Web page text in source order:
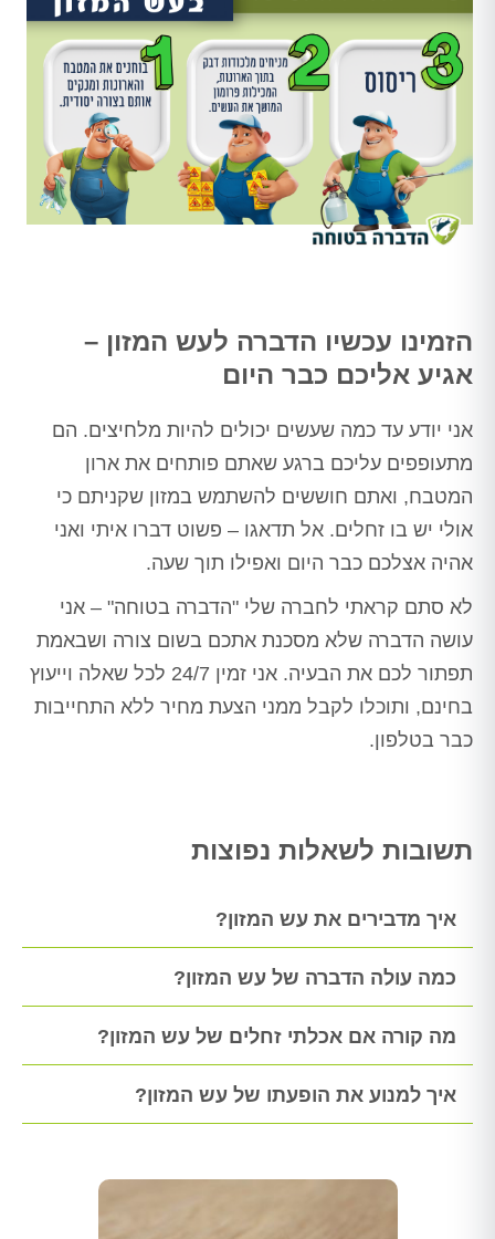
הזמינו עכשיו הדברה לעש המזון –
אגיע אליכם כבר היום
אני יודע עד כמה שעשים יכולים להיות מלחיצים. הם
מתעופפים עליכם ברגע שאתם פותחים את ארון
המטבח, ואתם חוששים להשתמש במזון שקניתם כי
אולי יש בו זחלים. אל תדאגו – פשוט דברו איתי ואני
אהיה אצלכם כבר היום ואפילו תוך שעה.
לא סתם קראתי לחברה שלי "הדברה בטוחה" – אני
עושה הדברה שלא מסכנת אתכם בשום צורה ושבאמת
תפתור לכם את הבעיה. אני זמין 24/7 לכל שאלה וייעוץ
בחינם, ותוכלו לקבל ממני הצעת מחיר ללא התחייבות
כבר בטלפון.
תשובות לשאלות נפוצות
איך מדבירים את עש המזון?
כמה עולה הדברה של עש המזון?
מה קורה אם אכלתי זחלים של עש המזון?
איך למנוע את הופעתו של עש המזון?